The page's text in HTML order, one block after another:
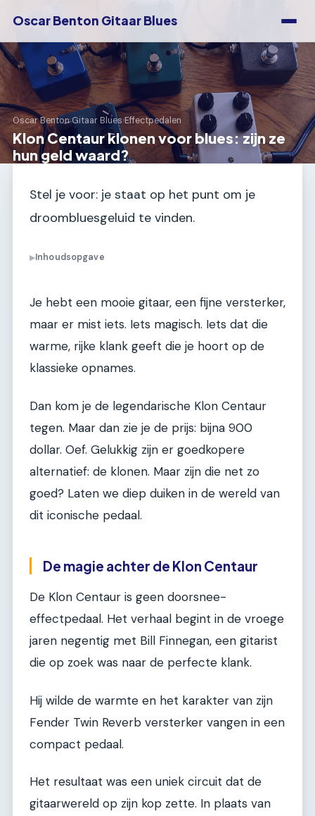
Oscar Benton Gitaar Blues
Oscar Benton Gitaar Blues›Effectpedalen
Klon Centaur klonen voor blues: zijn ze
hun geld waard?
Stel je voor: je staat op het punt om je
droombluesgeluid te vinden.
▶Inhoudsopgave
Je hebt een mooie gitaar, een fijne versterker,
maar er mist iets. Iets magisch. Iets dat die
warme, rijke klank geeft die je hoort op de
klassieke opnames.
Dan kom je de legendarische Klon Centaur
tegen. Maar dan zie je de prijs: bijna 900
dollar. Oef. Gelukkig zijn er goedkopere
alternatief: de klonen. Maar zijn die net zo
goed? Laten we diep duiken in de wereld van
dit iconische pedaal.
De magie achter de Klon Centaur
De Klon Centaur is geen doorsnee-
effectpedaal. Het verhaal begint in de vroege
jaren negentig met Bill Finnegan, een gitarist
die op zoek was naar de perfecte klank.
Hij wilde de warmte en het karakter van zijn
Fender Twin Reverb versterker vangen in een
compact pedaal.
Het resultaat was een uniek circuit dat de
gitaarwereld op zijn kop zette. In plaats van